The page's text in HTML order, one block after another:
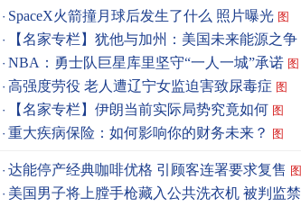
SpaceX火箭撞月球后发生了什么 照片曝光 图
【名家专栏】犹他与加州：美国未来能源之争
NBA：勇士队巨星库里坚守“一人一城”承诺 图
高强度劳役 老人遭辽宁女监迫害致尿毒症 图
【名家专栏】伊朗当前实际局势究竟如何 图
重大疾病保险：如何影响你的财务未来？ 图
达能停产经典咖啡优格 引顾客连署要求复售 图
美国男子将上膛手枪藏入公共洗衣机 被判监禁